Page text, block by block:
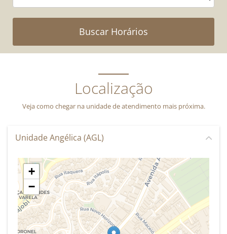
Buscar Horários
Localização
Veja como chegar na unidade de atendimento mais próxima.
Unidade Angélica (AGL)
+
−